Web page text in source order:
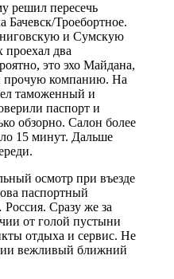
решил пересечь
Бачевск/Троебортное.
и Сумскую
проехал два
это эхо Майдана,
прочую компанию. На
таможенный и
паспорт и
обзорно. Салон более
15 минут. Дальше
осмотр при въезде
паспортный
Сразу же за
от голой пустыни
отдыха и сервис. Не
вежливый ближний